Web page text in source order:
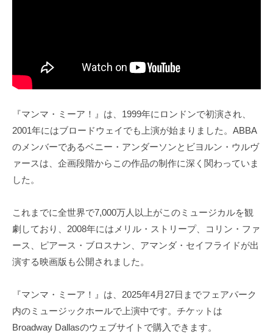
『マンマ・ミーア！』は、1999年にロンドンで初演され、
2001年にはブロードウェイでも上演が始まりました。ABBA
のメンバーであるベニー・アンダーソンとビヨルン・ウルヴ
ァースは、企画段階からこの作品の制作に深く関わっていま
した。
これまでに全世界で7,000万人以上がこのミュージカルを観
劇しており、2008年にはメリル・ストリープ、コリン・ファ
ース、ピアース・ブロスナン、アマンダ・セイフライドが出
演する映画版も公開されました。
『マンマ・ミーア！』は、2025年4月27日までフェアパーク
内のミュージックホールで上演中です。チケットは
Broadway Dallasのウェブサイトで購入できます。